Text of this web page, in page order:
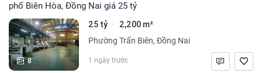
phố Biên Hòa, Đồng Nai giá 25 tỷ
8
25 tỷ · 2,200 m²
Phường Trấn Biên, Đồng Nai
1 ngày trước